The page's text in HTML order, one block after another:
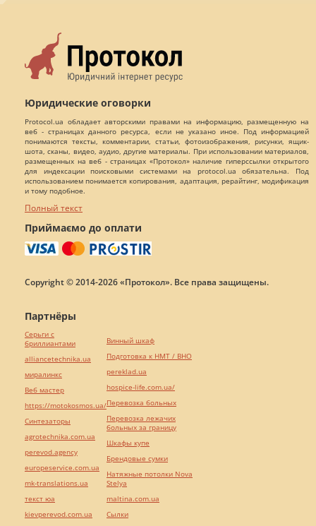
Юридические оговорки
Protocol.ua обладает авторскими правами на информацию, размещенную на
веб - страницах данного ресурса, если не указано иное. Под информацией
понимаются тексты, комментарии, статьи, фотоизображения, рисунки, ящик-
шота, сканы, видео, аудио, другие материалы. При использовании материалов,
размещенных на веб - страницах «Протокол» наличие гиперссылки открытого
для индексации поисковыми системами на protocol.ua обязательна. Под
использованием понимается копирования, адаптация, рерайтинг, модификация
и тому подобное.
Полный текст
Приймаємо до оплати
Copyright © 2014-2026 «Протокол». Все права защищены.
Партнёры
Серьги с
бриллиантами
alliancetechnika.ua
миралинкс
Веб мастер
https://motokosmos.ua/
Синтезаторы
agrotechnika.com.ua
perevod.agency
europeservice.com.ua
mk-translations.ua
текст юа
kievperevod.com.ua
Винный шкаф
Подготовка к НМТ / ВНО
pereklad.ua
hospice-life.com.ua/
Перевозка больных
Перевозка лежачих
больных за границу
Шкафы купе
Брендовые сумки
Натяжные потолки Nova
Stelya
maltina.com.ua
Cылки